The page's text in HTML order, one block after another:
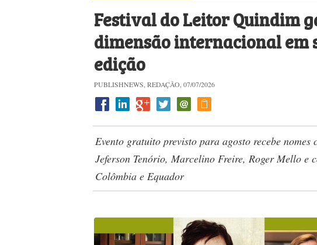
Festival do Leitor Quindim
dimensão internacional em
edição
PUBLISHNEWS, REDAÇÃO, 07/07/2026
Evento gratuito previsto para agosto recebe
Jeferson Tenório, Marcelino Freire, Roger Mello e
Colômbia e Equador